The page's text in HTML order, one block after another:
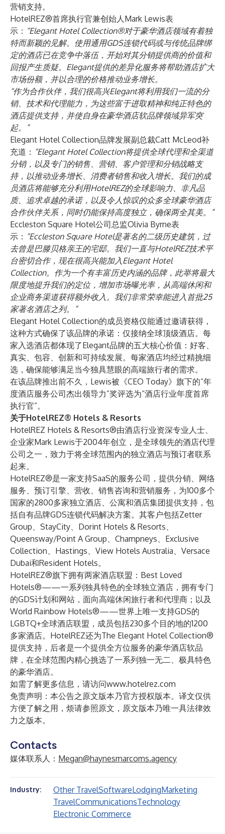
营销支持。
HotelREZ®首席执行官兼创始人Mark Lewis表
示： “Elegant Hotel Collection®对于豪华酒店领域有着独
特而新颖的见解。使用通用GDS连锁代码或与传统品牌绑
定的酒店已在竞争中落伍，开始对其分销提供商的价值和
回报产生质疑。Elegant提供的差异化服务将帮助酒店扩大
市场份额，并以合理的价格推动业务增长。
“作为合作伙伴，我们很高兴Elegant将利用我们一流的分
销、技术和代理能力，为这些富于进取精神和纯正特色的
酒店提供支持，并使自身在豪华酒店软品牌领域异军突
起。”
Elegant Hotel Collection品牌发展副总裁Catt McLeod补
充道： “Elegant Hotel Collection将提供全球代理和全渠道
分销，以及专门的销售、营销、客户管理和分销战略支
持，以推动业务增长、消费者销售和收入增长。我们的成
员酒店将能够充分利用HotelREZ的全球影响力、非凡品
质、追求卓越的承诺，以及令人惊叹的众多全球豪华酒店
合作伙伴关系，同时仍能保持高度独立，确保两全其美。”
Eccleston Square Hotel公司总监Olivia Byrne表
示： “Eccleston Square Hotel是著名的二级历史建筑，过
去曾是巴滕贝格亲王的宅邸。我们一直与HotelREZ技术平
台密切合作，现在很高兴能加入Elegant Hotel
Collection。作为一个有丰富历史内涵的品牌，此举将最大
限度地提升我们的定位，增加市场曝光率，从高端休闲和
企业商务渠道获得额外收入。我们非常荣幸能进入首批25
家著名酒店之列。”
Elegant Hotel Collection的成员资格仅能通过邀请获得，
这种方式确保了该品牌的承诺：仅接纳全球顶级酒店。每
家入选酒店都体现了Elegant品牌的五大核心价值：好客、
真实、包容、创新和可持续发展。每家酒店均经过精挑细
选，确保能够满足当今独具慧眼的高端旅行者的需求。
在该品牌推出前不久，Lewis被《CEO Today》旗下的“年
度酒店服务公司杰出领导力”奖评选为“酒店行业年度首席
执行官”。
关于HotelREZ® Hotels & Resorts
HotelREZ Hotels & Resorts®由酒店行业资深专业人士、
企业家Mark Lewis于2004年创立，是全球领先的酒店代理
公司之一，致力于将全球范围内的独立酒店与预订者联系
起来。
HotelREZ®是一家支持SaaS的服务公司，提供分销、网络
服务、预订引擎、营收、销售咨询和营销服务，为100多个
国家的2800多家独立酒店、公寓和酒店集团提供支持，包
括自有品牌GDS连锁代码解决方案。其客户包括Zetter
Group、StayCity、Dorint Hotels & Resorts、
Queensway/Point A Group、Champneys、Exclusive
Collection、Hastings、View Hotels Australia、Versace
Dubai和Resident Hotels。
HotelREZ®旗下拥有两家酒店联盟： Best Loved
Hotels®——一系列独具特色的全球独立酒店，拥有专门
的GDS计划和网站，面向高端休闲旅行者和代理商；以及
World Rainbow Hotels®——世界上唯一支持GDS的
LGBTQ+全球酒店联盟，成员包括230多个目的地的1200
多家酒店。HotelREZ还为The Elegant Hotel Collection®
提供支持，后者是一个提供全方位服务的豪华酒店软品
牌，在全球范围内精心挑选了一系列独一无二、极具特色
的豪华酒店。
如需了解更多信息，请访问www.hotelrez.com
免责声明：本公告之原文版本乃官方授权版本。译文仅供
方便了解之用，烦请参照原文，原文版本乃唯一具法律效
力之版本。
Contacts
媒体联系人： Megan@haynesmarcoms.agency
Industry: Other TravelSoftwareLodgingMarketing
TravelCommunicationsTechnology
Electronic Commerce